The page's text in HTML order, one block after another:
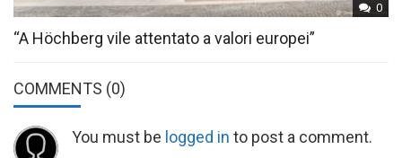
0
“A Höchberg vile attentato a valori europei”
COMMENTS (0)
You must be logged in to post a comment.